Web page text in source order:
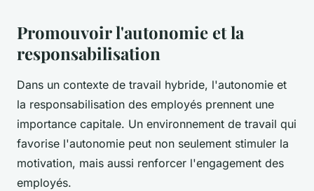
Promouvoir l'autonomie et la
responsabilisation
Dans un contexte de travail hybride, l'autonomie et
la responsabilisation des employés prennent une
importance capitale. Un environnement de travail qui
favorise l'autonomie peut non seulement stimuler la
motivation, mais aussi renforcer l'engagement des
employés.